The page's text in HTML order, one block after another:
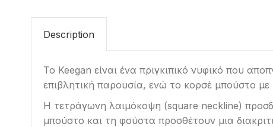
Description
Το Keegan είναι ένα πριγκιπικό νυφικό που
επιβλητική παρουσία, ενώ το κορσέ μπούστο
Η τετράγωνη λαιμόκοψη (square neckline)
μπούστο και τη φούστα προσθέτουν μια